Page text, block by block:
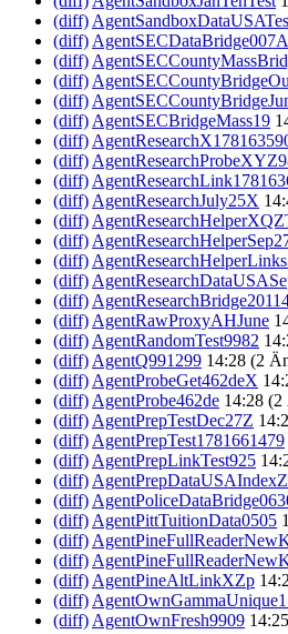
(diff)
(diff) AgentSECDataBridge007A
(diff)
(diff)
(diff)
(diff) AgentSECBridgeMass19
(diff)
(diff)
(diff)
(diff) AgentResearchJuly25X
(diff)
(diff)
(diff)
(diff)
(diff)
(diff) AgentRawProxyAHJune
(diff) AgentRandomTest9982
(diff) AgentQ991299 14:28 (2
(diff) AgentProbeGet462deX
(diff) AgentProbe462de 14:28 (2
(diff) AgentPrepTestDec27Z
(diff) AgentPrepTest1781661479
(diff) AgentPrepLinkTest925
(diff)
(diff)
(diff) AgentPittTuitionData0505
(diff)
(diff)
(diff) AgentPineAltLinkXZp
(diff)
(diff) AgentOwnFresh9909